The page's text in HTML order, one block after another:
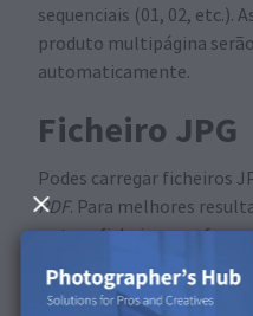
sequenciais (01, 02, etc.).
produto multipágina
automaticamente.
Ficheiro JPG
Podes carregar ficheiros
PDF. Para melhores
os teus ficheiros em
qualidade possível e
IEC61966-2.1.